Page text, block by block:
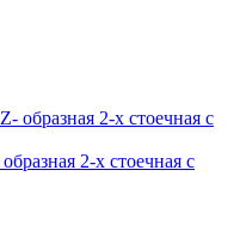
2-х стоечная с